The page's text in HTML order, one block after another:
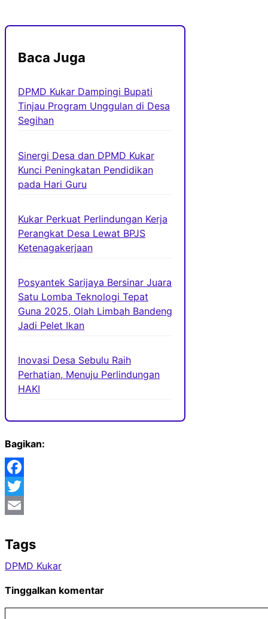
Baca Juga
DPMD Kukar Dampingi Bupati
Tinjau Program Unggulan di Desa
Segihan
Sinergi Desa dan DPMD Kukar
Kunci Peningkatan Pendidikan
pada Hari Guru
Kukar Perkuat Perlindungan Kerja
Perangkat Desa Lewat BPJS
Ketenagakerjaan
Posyantek Sarijaya Bersinar Juara
Satu Lomba Teknologi Tepat
Guna 2025, Olah Limbah Bandeng
Jadi Pelet Ikan
Inovasi Desa Sebulu Raih
Perhatian, Menuju Perlindungan
HAKI
Bagikan:
Facebook
Twitter
Tags
DPMD Kukar
Tinggalkan komentar